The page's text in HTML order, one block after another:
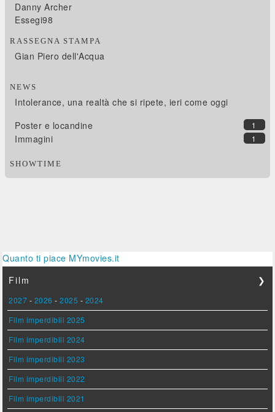
Danny Archer
Essegi98
RASSEGNA STAMPA
Gian Piero dell'Acqua
NEWS
Intolerance, una realtà che si ripete, ieri come oggi
1
Poster e locandine
1
Immagini
SHOWTIME
Quanto ti piace MYmovies.it
Film
❯
2027 - 2026 -2025 - 2024
Film imperdibili 2025
Film imperdibili 2024
Film imperdibili 2023
Film imperdibili 2022
Film imperdibili 2021